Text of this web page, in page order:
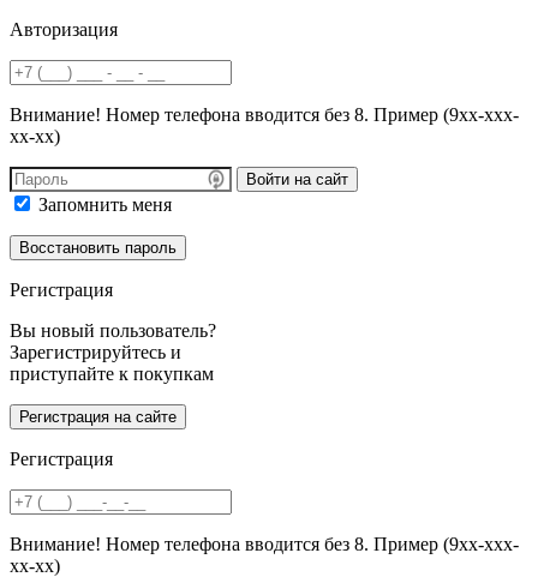
Авторизация
Внимание! Номер телефона вводится без 8. Пример (9хх-ххх-
хх-хх)
Войти на сайт
Запомнить меня
Регистрация
Вы новый пользователь?
Зарегистрируйтесь и
приступайте к покупкам
Регистрация
Внимание! Номер телефона вводится без 8. Пример (9хх-ххх-
хх-хх)